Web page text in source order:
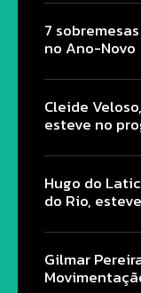
7
no Ano-Novo
Cleide
esteve no
Hugo do
do Rio,
Gilmar